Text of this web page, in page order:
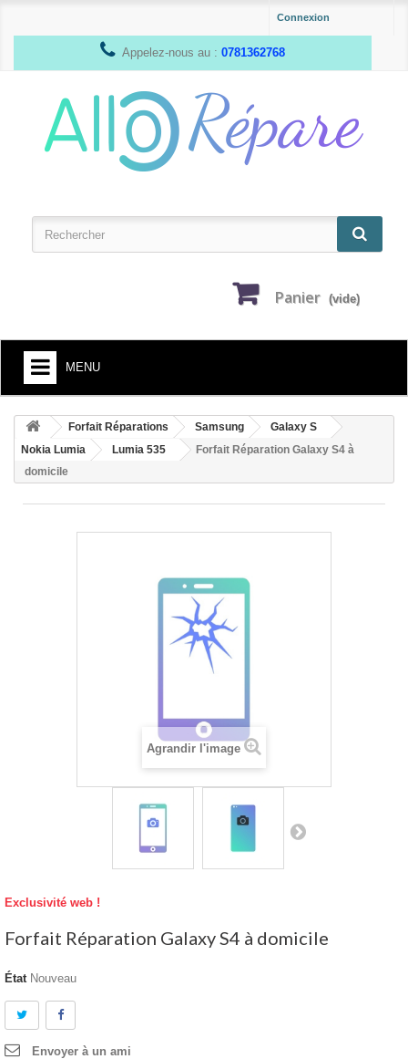
Connexion
Appelez-nous au : 0781362768
Panier (vide)
MENU
HOME
ACCUEIL
SMARTPHONE ET TABLETTE
RÉPARATION DE PC À DOMICILE
Forfait Réparations Samsung
Galaxy S
Nokia Lumia
Lumia 535
Forfait Réparation Galaxy S4 à
domicile
Agrandir l'image
Exclusivité web !
Forfait Réparation Galaxy S4 à domicile
État Nouveau
Envoyer à un ami